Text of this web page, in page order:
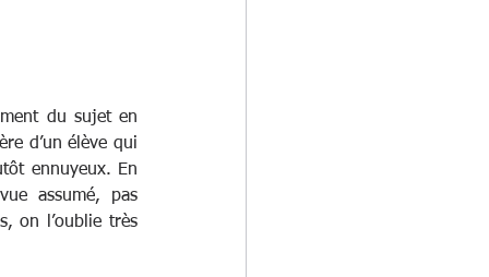
du sujet en
d’un élève qui
ennuyeux. En
assumé, pas
on l’oublie très